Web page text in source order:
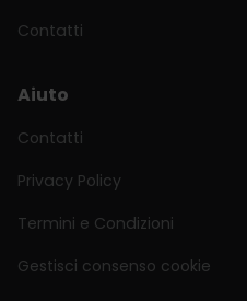
Contatti
Aiuto
Contatti
Privacy Policy
Termini e Condizioni
Gestisci consenso cookie